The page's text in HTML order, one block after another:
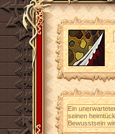
Ein
seinen
Bewusstsein